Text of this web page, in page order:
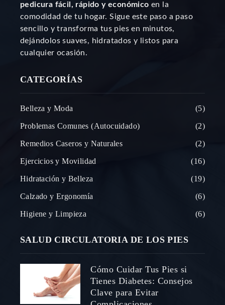
pedicura fácil, rápido y económico en la
comodidad de tu hogar. Sigue este paso a paso
sencillo y transforma tus pies en minutos,
dejándolos suaves, hidratados y listos para
cualquier ocasión.
CATEGORÍAS
Belleza y Moda 5
Problemas Comunes (Autocuidado) 2
Remedios Caseros y Naturales 2
Ejercicios y Movilidad 16
Hidratación y Belleza 19
Calzado y Ergonomía 6
Higiene y Limpieza 6
SALUD CIRCULATORIA DE LOS PIES
Cómo Cuidar Tus Pies si
Tienes Diabetes: Consejos
Clave para Evitar